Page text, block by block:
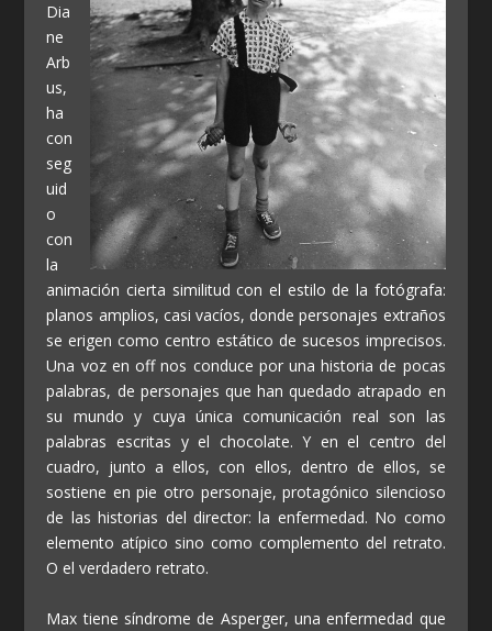
Dia
ne
Arb
us,
ha
con
seg
uid
o
con
la
animación cierta similitud con el estilo de la fotógrafa:
planos amplios, casi vacíos, donde personajes extraños
se erigen como centro estático de sucesos imprecisos.
Una voz en off nos conduce por una historia de pocas
palabras, de personajes que han quedado atrapado en
su mundo y cuya única comunicación real son las
palabras escritas y el chocolate. Y en el centro del
cuadro, junto a ellos, con ellos, dentro de ellos, se
sostiene en pie otro personaje, protagónico silencioso
de las historias del director: la enfermedad. No como
elemento atípico sino como complemento del retrato.
O el verdadero retrato.
Max tiene síndrome de Asperger, una enfermedad que